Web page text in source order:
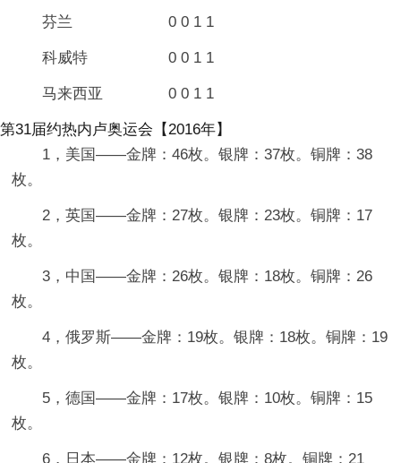
芬兰 0 0 1 1
科威特 0 0 1 1
马来西亚 0 0 1 1
第31届约热内卢奥运会【2016年】
1，美国——金牌：46枚。银牌：37枚。铜牌：38
枚。
2，英国——金牌：27枚。银牌：23枚。铜牌：17
枚。
3，中国——金牌：26枚。银牌：18枚。铜牌：26
枚。
4，俄罗斯——金牌：19枚。银牌：18枚。铜牌：19
枚。
5，德国——金牌：17枚。银牌：10枚。铜牌：15
枚。
6，日本——金牌：12枚。银牌：8枚。铜牌：21